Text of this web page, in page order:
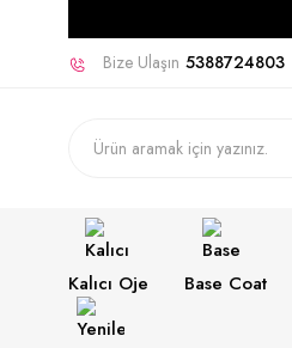
Bize Ulaşın 5388724803
Kalıcı Oje Base Coat